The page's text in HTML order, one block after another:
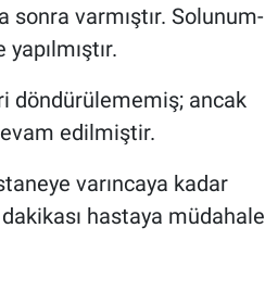
sonra varmıştır. Solunum-
döndürülememiş; ancak
edilmiştir.
varıncaya kadar
hastaya müdahale